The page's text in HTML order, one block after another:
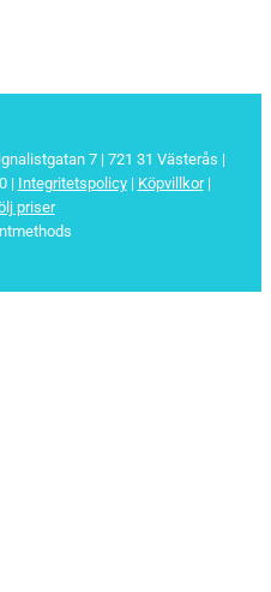
7 | 721 31 Västerås |
| Integritetspolicy| Köpvillkor|
priser